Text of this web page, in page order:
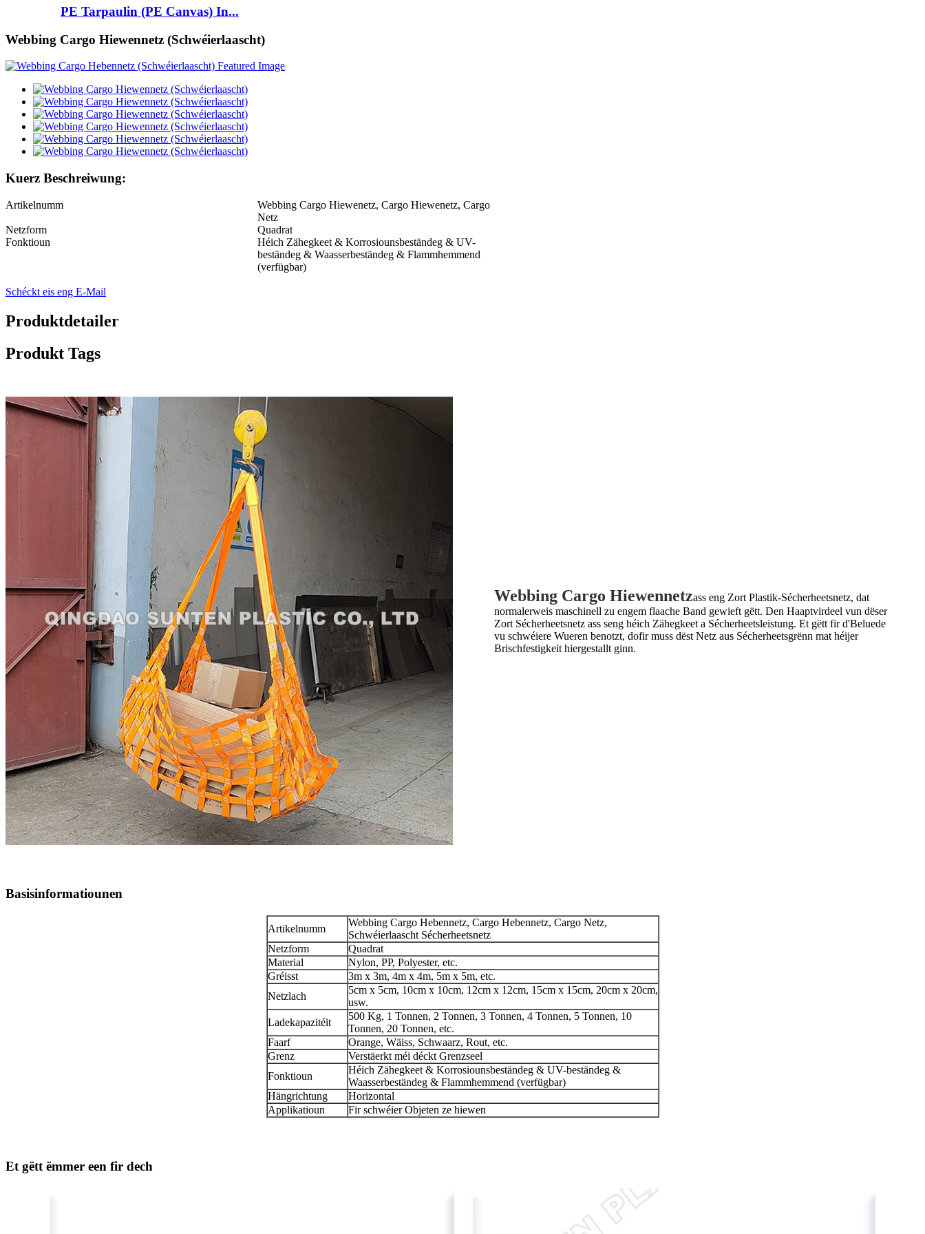
PE Tarpaulin (PE Canvas) In...
Webbing Cargo Hiewennetz (Schwéierlaascht)
Kuerz Beschreiwung:
Artikelnumm
Webbing Cargo Hiewenetz, Cargo Hiewenetz, Cargo
Netz
Netzform
Quadrat
Fonktioun
Héich Zähegkeet & Korrosiounsbeständeg & UV-
beständeg & Waasserbeständeg & Flammhemmend
(verfügbar)
Schéckt eis eng E-Mail
Produktdetailer
Produkt Tags
Webbing Cargo Hiewennetzass eng Zort Plastik-Sécherheetsnetz, dat
normalerweis maschinell zu engem flaache Band gewieft gëtt. Den Haaptvirdeel vun dëser
Zort Sécherheetsnetz ass seng héich Zähegkeet a Sécherheetsleistung. Et gëtt fir d'Beluede
vu schwéiere Wueren benotzt, dofir muss dëst Netz aus Sécherheetsgrënn mat héijer
Brischfestigkeit hiergestallt ginn.
Basisinformatiounen
Artikelnumm
Webbing Cargo Hebennetz, Cargo Hebennetz, Cargo Netz,
Schwéierlaascht Sécherheetsnetz
Netzform
Quadrat
Material
Nylon, PP, Polyester, etc.
Gréisst
3m x 3m, 4m x 4m, 5m x 5m, etc.
Netzlach
5cm x 5cm, 10cm x 10cm, 12cm x 12cm, 15cm x 15cm, 20cm x 20cm,
usw.
Ladekapazitéit
500 Kg, 1 Tonnen, 2 Tonnen, 3 Tonnen, 4 Tonnen, 5 Tonnen, 10
Tonnen, 20 Tonnen, etc.
Faarf
Orange, Wäiss, Schwaarz, Rout, etc.
Grenz
Verstäerkt méi déckt Grenzseel
Fonktioun
Héich Zähegkeet & Korrosiounsbeständeg & UV-beständeg &
Waasserbeständeg & Flammhemmend (verfügbar)
Hängrichtung
Horizontal
Applikatioun
Fir schwéier Objeten ze hiewen
Et gëtt ëmmer een fir dech